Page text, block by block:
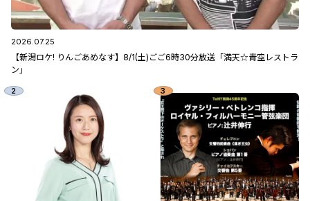
2026.07.25
【新潟ロケ! りんごあめなす】8/1(土)ごご6時30分放送「満天☆青空レストラ
ン」